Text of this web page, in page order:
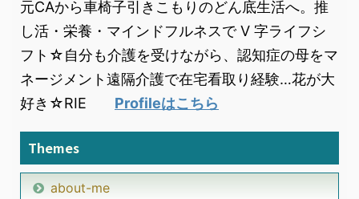
元CAから車椅子引きこもりのどん底生活へ。推
し活・栄養・マインドフルネスで V 字ライフシ
フト☆自分も介護を受けながら、認知症の母をマ
ネージメント遠隔介護で在宅看取り経験…花が大
好き☆RIE Profileはこちら
Themes
about-me